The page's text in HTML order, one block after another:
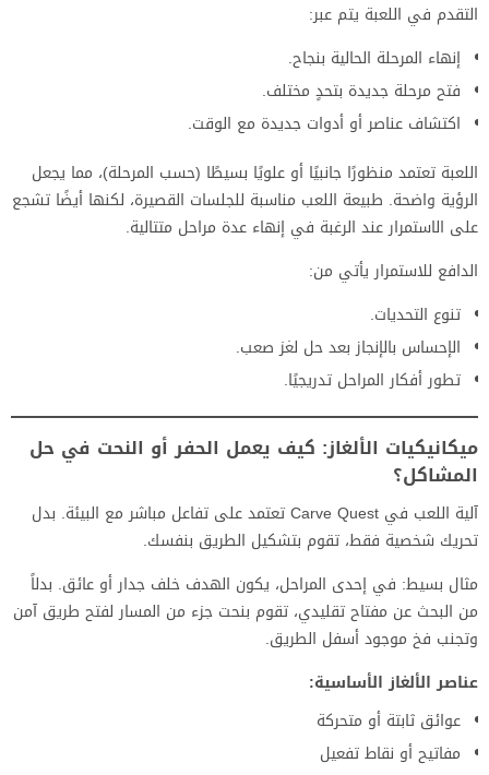
التقدم في اللعبة يتم عبر:
إنهاء المرحلة الحالية بنجاح.
فتح مرحلة جديدة بتحدٍ مختلف.
اكتشاف عناصر أو أدوات جديدة مع الوقت.
اللعبة تعتمد منظورًا جانبيًا أو علويًا بسيطًا (حسب المرحلة)، مما يجعل
الرؤية واضحة. طبيعة اللعب مناسبة للجلسات القصيرة، لكنها أيضًا تشجع
على الاستمرار عند الرغبة في إنهاء عدة مراحل متتالية.
الدافع للاستمرار يأتي من:
تنوع التحديات.
الإحساس بالإنجاز بعد حل لغز صعب.
تطور أفكار المراحل تدريجيًا.
ميكانيكيات الألغاز: كيف يعمل الحفر أو النحت في حل
المشاكل؟
آلية اللعب في Carve Quest تعتمد على تفاعل مباشر مع البيئة. بدل
تحريك شخصية فقط، تقوم بتشكيل الطريق بنفسك.
مثال بسيط: في إحدى المراحل، يكون الهدف خلف جدار أو عائق. بدلاً
من البحث عن مفتاح تقليدي، تقوم بنحت جزء من المسار لفتح طريق آمن
وتجنب فخ موجود أسفل الطريق.
عناصر الألغاز الأساسية:
عوائق ثابتة أو متحركة
مفاتيح أو نقاط تفعيل